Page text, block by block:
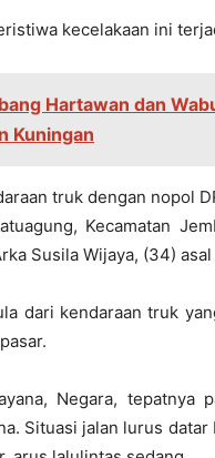
kecelakaan ini
Hartawan dan
Kuningan
truk dengan nopol
Kecamatan
Susila Wijaya, (34)
dari kendaraan truk
Negara, tepatnya
Situasi jalan lurus